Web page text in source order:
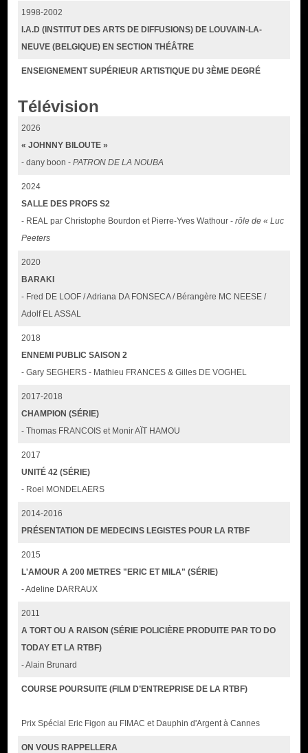
1998-2002
I.A.D (INSTITUT DES ARTS DE DIFFUSIONS) DE LOUVAIN-LA-
NEUVE (BELGIQUE) EN SECTION THÉÂTRE
ENSEIGNEMENT SUPÉRIEUR ARTISTIQUE DU 3ÈME DEGRÉ
Télévision
2026
« JOHNNY BILOUTE »
- dany boon -PATRON DE LA NOUBA
2024
SALLE DES PROFS S2
- REAL par Christophe Bourdon et Pierre-Yves Wathour -rôle de « Luc
Peeters
2020
BARAKI
- Fred DE LOOF / Adriana DA FONSECA / Bérangère MC NEESE /
Adolf EL ASSAL
2018
ENNEMI PUBLIC SAISON 2
- Gary SEGHERS - Mathieu FRANCES & Gilles DE VOGHEL
2017-2018
CHAMPION (SÉRIE)
- Thomas FRANCOIS et Monir AÏT HAMOU
2017
UNITÉ 42 (SÉRIE)
- Roel MONDELAERS
2014-2016
PRÉSENTATION DE MEDECINS LEGISTES POUR LA RTBF
2015
L'AMOUR A 200 METRES "ERIC ET MILA" (SÉRIE)
- Adeline DARRAUX
2011
A TORT OU A RAISON (SÉRIE POLICIÈRE PRODUITE PAR TO DO
TODAY ET LA RTBF)
- Alain Brunard
COURSE POURSUITE (FILM D’ENTREPRISE DE LA RTBF)
Prix Spécial Eric Figon au FIMAC et Dauphin d'Argent à Cannes
ON VOUS RAPPELLERA